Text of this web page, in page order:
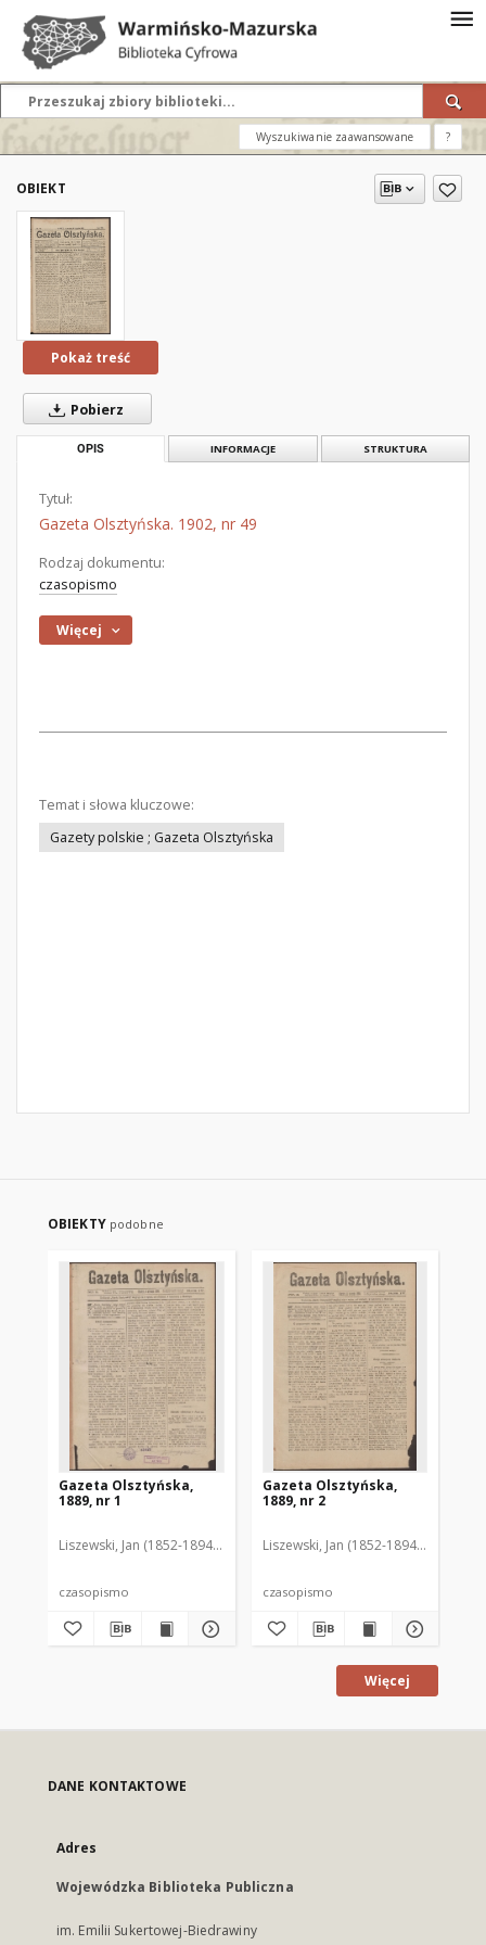
Wyszukiwanie zaawansowane ?
OBIEKT
Pokaż treść
Pobierz
OPIS INFORMACJE STRUKTURA
Tytuł:
Gazeta Olsztyńska. 1902, nr 49
Rodzaj dokumentu:
czasopismo
Więcej
Temat i słowa kluczowe:
Gazety polskie ; Gazeta Olsztyńska
OBIEKTY podobne
Gazeta Olsztyńska,
1889, nr 1
Liszewski, Jan (1852-1894). Red.
czasopismo
Gazeta Olsztyńska,
1889, nr 2
Liszewski, Jan (1852-1894). Red.
czasopismo
Więcej
DANE KONTAKTOWE
Adres
Wojewódzka Biblioteka Publiczna
im. Emilii Sukertowej-Biedrawiny